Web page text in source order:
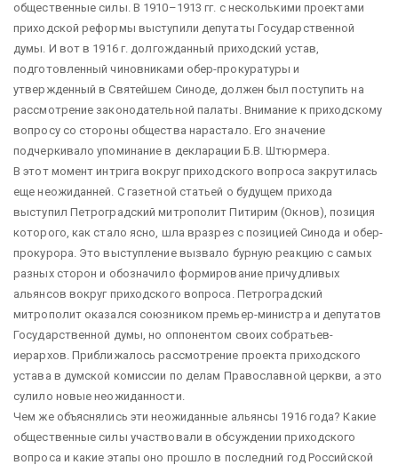
общественные силы. В 1910–1913 гг. с несколькими проектами
приходской реформы выступили депутаты Государственной
думы. И вот в 1916 г. долгожданный приходский устав,
подготовленный чиновниками обер-прокуратуры и
утвержденный в Святейшем Синоде, должен был поступить на
рассмотрение законодательной палаты. Внимание к приходскому
вопросу со стороны общества нарастало. Его значение
подчеркивало упоминание в декларации Б.В. Штюрмера.
В этот момент интрига вокруг приходского вопроса закрутилась
еще неожиданней. С газетной статьей о будущем прихода
выступил Петроградский митрополит Питирим (Окнов), позиция
которого, как стало ясно, шла вразрез с позицией Синода и обер-
прокурора. Это выступление вызвало бурную реакцию с самых
разных сторон и обозначило формирование причудливых
альянсов вокруг приходского вопроса. Петроградский
митрополит оказался союзником премьер-министра и депутатов
Государственной думы, но оппонентом своих собратьев-
иерархов. Приближалось рассмотрение проекта приходского
устава в думской комиссии по делам Православной церкви, а это
сулило новые неожиданности.
Чем же объяснялись эти неожиданные альянсы 1916 года? Какие
общественные силы участвовали в обсуждении приходского
вопроса и какие этапы оно прошло в последний год Российской